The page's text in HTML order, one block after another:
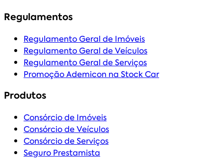
Regulamentos
Regulamento Geral de Imóveis
Regulamento Geral de Veículos
Regulamento Geral de Serviços
Promoção Ademicon na Stock Car
Produtos
Consórcio de Imóveis
Consórcio de Veículos
Consórcio de Serviços
Seguro Prestamista